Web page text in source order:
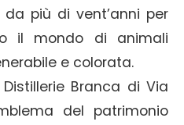
più di vent’anni per
il mondo di animali
e colorata.
Branca di Via
del patrimonio